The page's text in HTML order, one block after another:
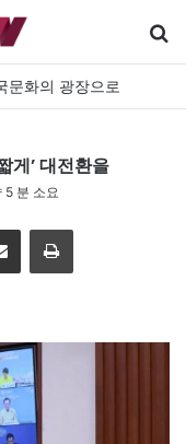
문화의 광장으로
게’ 대전환을
5 분 소요
이메일